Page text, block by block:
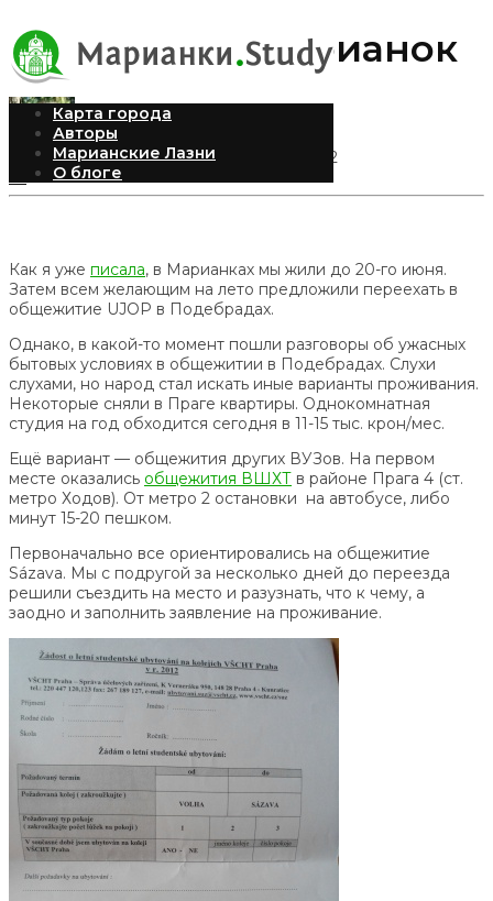
Карта города
Авторы
Марианские Лазни
О блоге
Переезд из Марианок
Andrea Опубликовано 20.06.2012
Как я уже писала, в Марианках мы жили до 20-го июня.
Затем всем желающим на лето предложили переехать в
общежитие UJOP в Подебрадах.
Однако, в какой-то момент пошли разговоры об ужасных
бытовых условиях в общежитии в Подебрадах. Слухи
слухами, но народ стал искать иные варианты проживания.
Некоторые сняли в Праге квартиры. Однокомнатная
студия на год обходится сегодня в 11-15 тыс. крон/мес.
Ещё вариант — общежития других ВУЗов. На первом
месте оказались общежития ВШХТ в районе Прага 4 (ст.
метро Ходов). От метро 2 остановки на автобусе, либо
минут 15-20 пешком.
Первоначально все ориентировались на общежитие
Sázava. Мы с подругой за несколько дней до переезда
решили съездить на место и разузнать, что к чему, а
заодно и заполнить заявление на проживание.